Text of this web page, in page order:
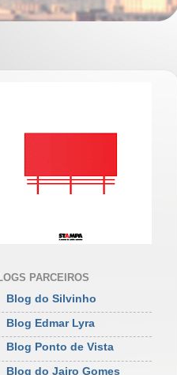
PARCEIROS
Blog do Silvinho
Blog Edmar Lyra
Blog Ponto de Vista
Blog do Jairo Gomes